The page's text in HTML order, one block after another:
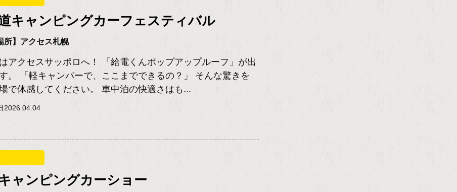
キャンピングカーフェスティバル
所】アクセス札幌
アクセスサッポロへ！ 「給電くんポップアップルーフ」が出
。 「軽キャンパーで、ここまでできるの？」 そんな驚きを
で体感してください。 車中泊の快適さはも...
2026.04.04
ャンピングカーショー